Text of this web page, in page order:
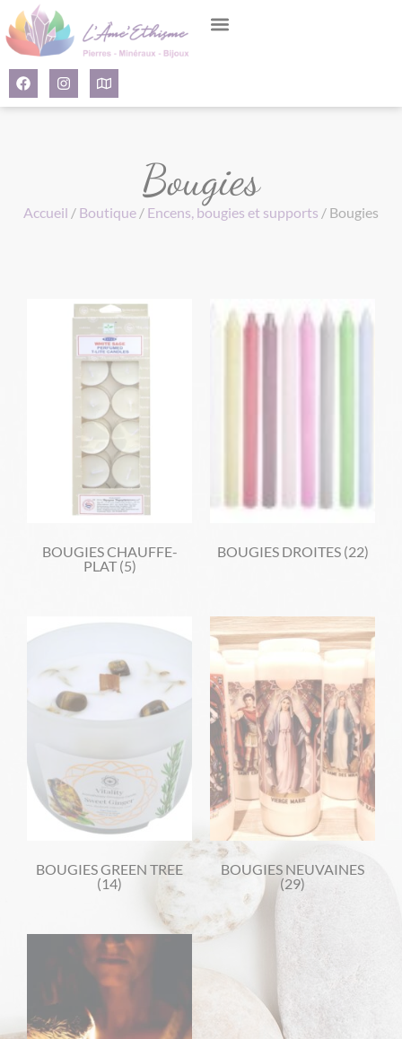
Bougies
Accueil / Boutique / Encens, bougies et supports / Bougies
BOUGIES CHAUFFE-
PLAT(5)
BOUGIES DROITES (22)
BOUGIES GREEN TREE
(14)
BOUGIES NEUVAINES
(29)
Panneau de gestion des cookies